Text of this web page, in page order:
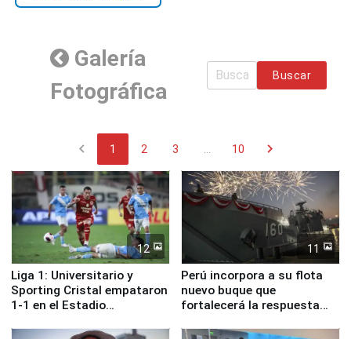
Galería
Fotográfica
Buscar
chevron_left 1 2 3 10 chevron_right
12
Liga 1: Universitario y
Sporting Cristal empataron
1-1 en el Estadio
11
Perú incorpora a su flota
nuevo buque que
fortalecerá la respuesta